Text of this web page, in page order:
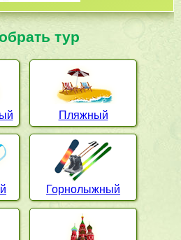
тур
Пляжный
Горнолыжный